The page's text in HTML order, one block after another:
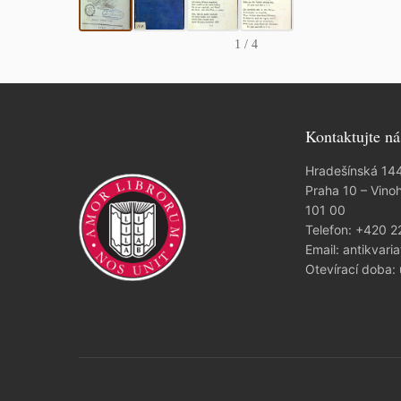
1 / 4
Kontaktujte
Hradešínská
Praha 10 –
101 00
Telefon: +420
Email:
Otevírací